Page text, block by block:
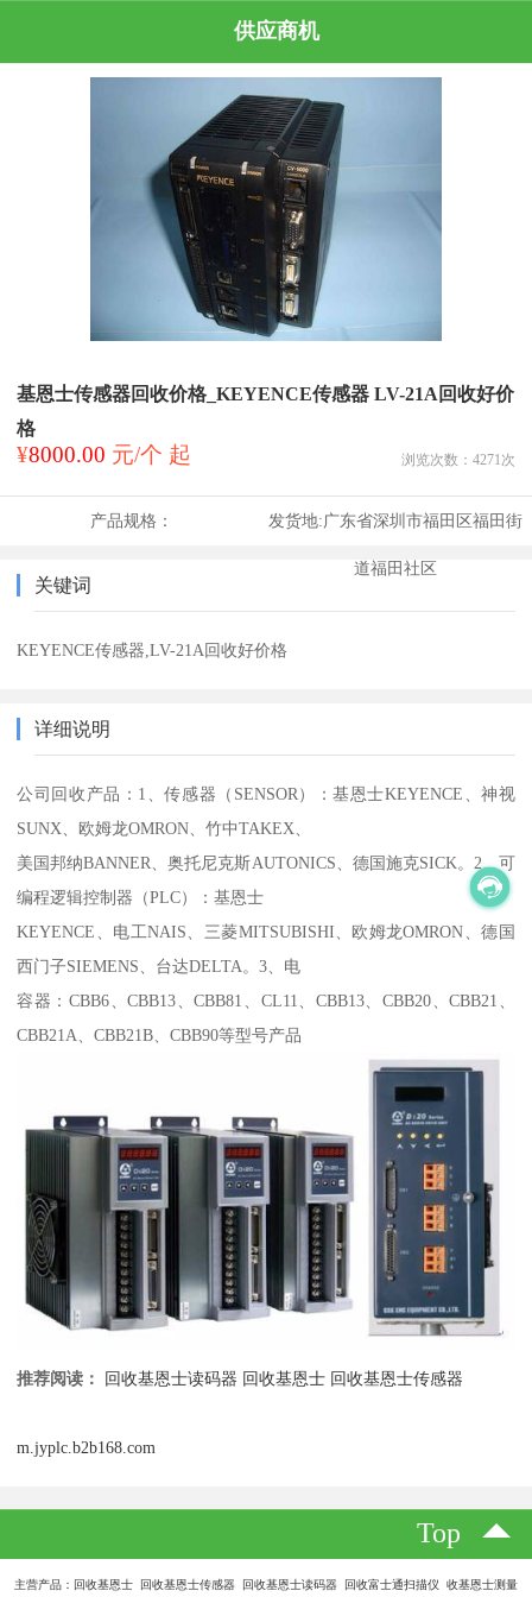
供应商机
基恩士传感器回收价格_KEYENCE传感器 LV-21A回收好价
格
¥8000.00 元/个 起 浏览次数： 4271 次
产品规格： 发货地:广东省深圳市福田区福田街
道福田社区
关键词
KEYENCE传感器,LV-21A回收好价格
详细说明
公司回收产品：1、传感器（SENSOR）：基恩士KEYENCE、神视
SUNX、欧姆龙OMRON、竹中TAKEX、
美国邦纳BANNER、奥托尼克斯AUTONICS、德国施克SICK。2、可
编程逻辑控制器（PLC）：基恩士
KEYENCE、电工NAIS、三菱MITSUBISHI、欧姆龙OMRON、德国
西门子SIEMENS、台达DELTA。3、电
容器：CBB6、CBB13、CBB81、CL11、CBB13、CBB20、CBB21、
CBB21A、CBB21B、CBB90等型号产品
推荐阅读： 回收基恩士读码器 回收基恩士 回收基恩士传感器
m.jyplc.b2b168.com
Top
主营产品：回收基恩士 回收基恩士传感器 回收基恩士读码器 回收富士通扫描仪 收基恩士测量